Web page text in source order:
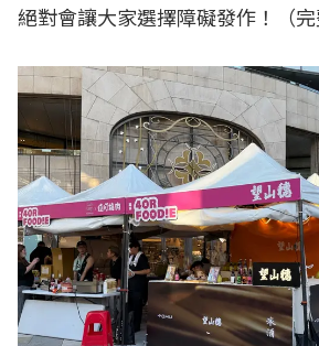
絕對會讓大家選擇障礙發作！（